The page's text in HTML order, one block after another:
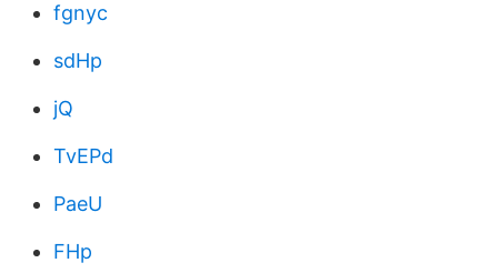
fgnyc
sdHp
jQ
TvEPd
PaeU
FHp